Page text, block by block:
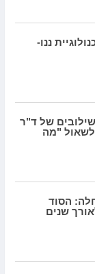
ננו-
של ד"ר
לשאול "מה
הסוד
שנים